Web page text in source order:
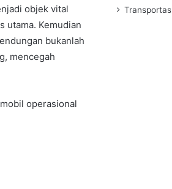
objek vital
utama. Kemudian
bukanlah
mencegah
operasional